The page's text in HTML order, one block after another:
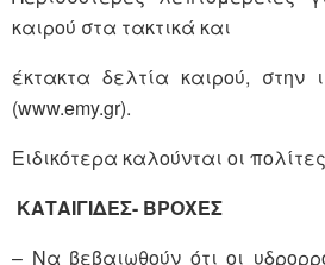
καιρού στα τακτικά και
έκτακτα δελτία καιρού, στην
(www.emy.gr).
Ειδικότερα καλούνται οι
ΚΑΤΑΙΓΙΔΕΣ- ΒΡΟΧΕΣ
– Να βεβαιωθούν ότι οι